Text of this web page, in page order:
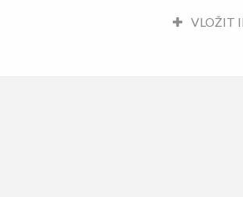
VLOŽIT